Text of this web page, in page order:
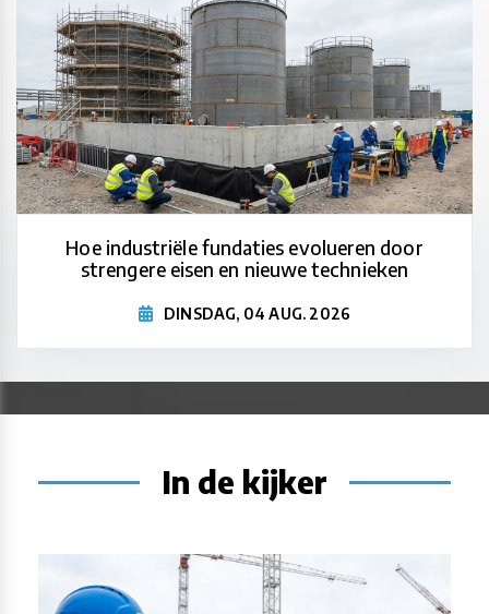
Hoe industriële fundaties evolueren door
strengere eisen en nieuwe technieken
DINSDAG, 04 AUG. 2026
In de kijker